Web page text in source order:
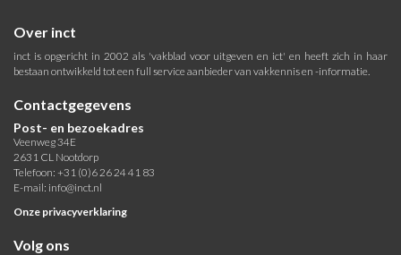
Over inct
inct is opgericht in 2002 als 'vakblad voor uitgeven en ict' en heeft zich in haar
bestaan ontwikkeld tot een full service aanbieder van vakkennis en -informatie.
Contactgegevens
Post- en bezoekadres
Veenweg 34E
2631 CL Nootdorp
Telefoon: +31 (0)6 26 24 41 83
E-mail: info@inct.nl
Onze privacyverklaring
Volg ons